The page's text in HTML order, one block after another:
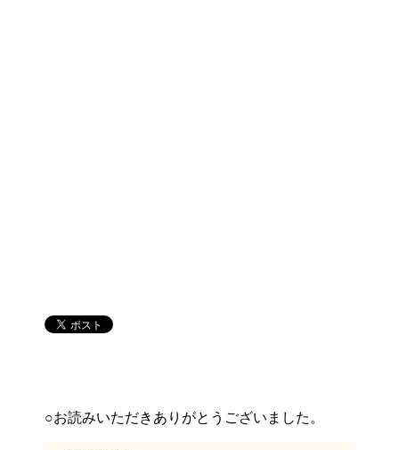
○お読みいただきありがとうございました。